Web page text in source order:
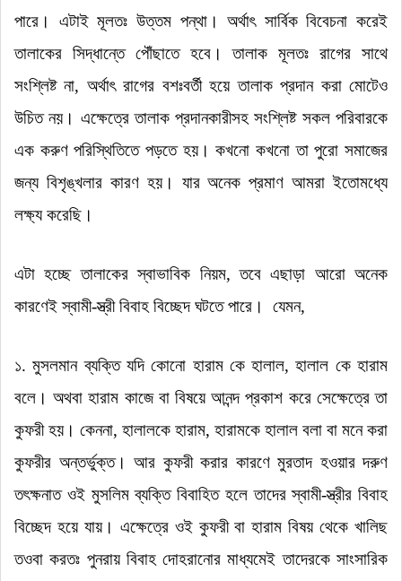
পারে।
এটাই মূলতঃ উত্তম পন্থা।
অর্থাৎ সার্বিক বিবেচনা করেই
তালাকের সিদ্ধান্তে পৌঁছাতে হবে।
তালাক মূলতঃ রাগের সাথে
সংশ্লিষ্ট না, অর্থাৎ রাগের বশঃবর্তী হয়ে তালাক প্রদান করা মোটেও
উচিত নয়। এক্ষেত্রে তালাক প্রদানকারীসহ সংশ্লিষ্ট সকল পরিবারকে
এক করুণ পরিস্থিতিতে পড়তে হয়। কখনো কখনো তা পুরো সমাজের
জন্য বিশৃঙ্খলার কারণ হয়।
যার অনেক প্রমাণ আমরা ইতোমধ্যে
লক্ষ্য করেছি।
এটা হচ্ছে তালাকের স্বাভাবিক নিয়ম, তবে এছাড়া আরো অনেক
কারণেই স্বামী-স্ত্রী বিবাহ বিচ্ছেদ ঘটতে পারে।
যেমন,
১. মুসলমান ব্যক্তি যদি কোনো হারাম কে হালাল, হালাল কে হারাম
বলে। অথবা হারাম কাজে বা বিষয়ে আনন্দ প্রকাশ করে সেক্ষেত্রে তা
কুফরী হয়। কেননা, হালালকে হারাম, হারামকে হালাল বলা বা মনে করা
কুফরীর অন্তর্ভুক্ত। আর কুফরী করার কারণে মুরতাদ হওয়ার দরুণ
তৎক্ষনাত ওই মুসলিম ব্যক্তি বিবাহিত হলে তাদের স্বামী-স্ত্রীর বিবাহ
বিচ্ছেদ হয়ে যায়। এক্ষেত্রে ওই কুফরী বা হারাম বিষয় থেকে খালিছ
তওবা করতঃ পুনরায় বিবাহ দোহরানোর মাধ্যমেই তাদেরকে সাংসারিক